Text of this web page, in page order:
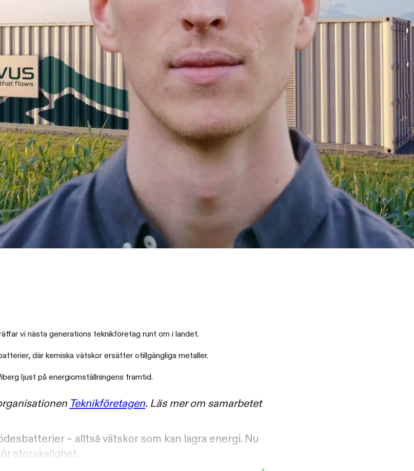
vi nästa generations teknikföretag runt om i landet.
där kemiska vätskor ersätter otillgängliga metaller.
ljust på energiomställningens framtid.
Teknikföretagen. Läs mer om samarbetet
– alltså vätskor som kan lagra energi. Nu
storskalighet.